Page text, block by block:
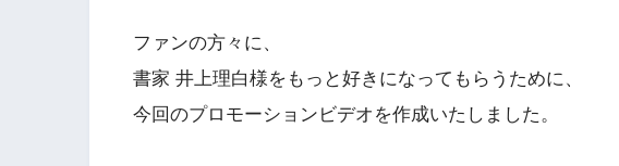
ファンの方々に、
書家 井上理白様をもっと好きになってもらうために、
今回のプロモーションビデオを作成いたしました。